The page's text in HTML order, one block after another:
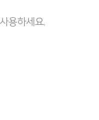
용하세요.